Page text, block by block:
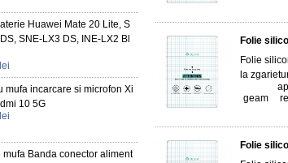
Huawei Mate 20 Lite, S
SNE-LX3 DS, INE-LX2 Bl
lei
mufa incarcare si microfon Xi
10 5G
lei
mufa Banda conector aliment
Folie
Folie
la
geam
Folie